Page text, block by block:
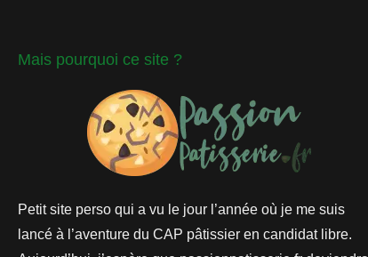
Mais pourquoi ce site ?
Petit site perso qui a vu le jour l’année où je me suis
lancé à l’aventure du CAP pâtissier en candidat libre.